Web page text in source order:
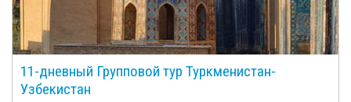
11-дневный Групповой тур Туркменистан-
Узбекистан